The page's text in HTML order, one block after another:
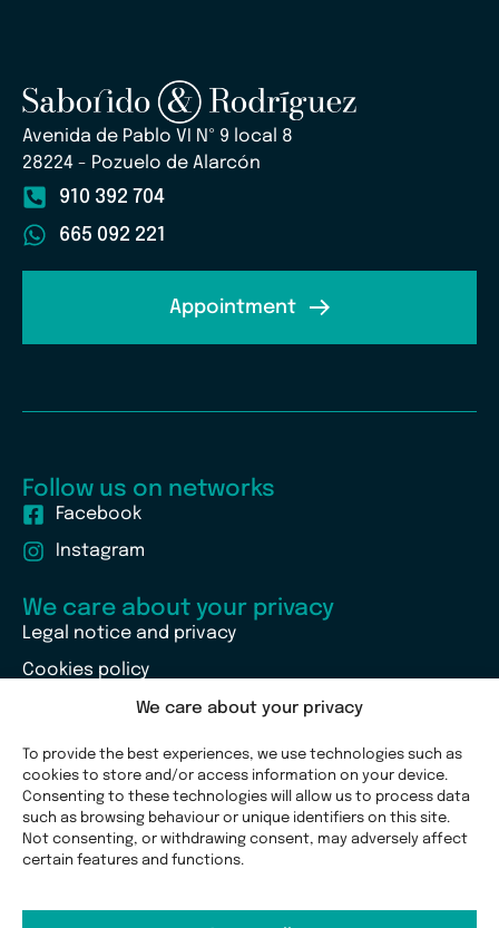
We care about your privacy
To provide the best experiences, we use technologies such as
cookies to store and/or access information on your device.
Consenting to these technologies will allow us to process data
such as browsing behaviour or unique identifiers on this site.
Not consenting, or withdrawing consent, may adversely affect
certain features and functions.
Avenida de Pablo VI Nº 9 local 8
28224 - Pozuelo de Alarcón
910 392 704
665 092 221
Appointment
Follow us on networks
Facebook
Instagram
We care about your privacy
Legal notice and privacy
Cookies policy